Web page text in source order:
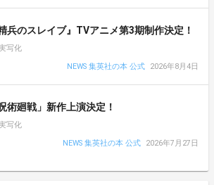
兵のスレイブ』TVアニメ第3期制作決定！
写化
NEWS 集英社の本 公式
2026年8月4日
術廻戦」新作上演決定！
写化
NEWS 集英社の本 公式
2026年7月27日